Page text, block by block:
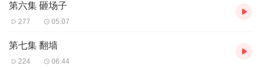
第六集 砸场子
277 05:07
第七集 翻墙
224 06:44